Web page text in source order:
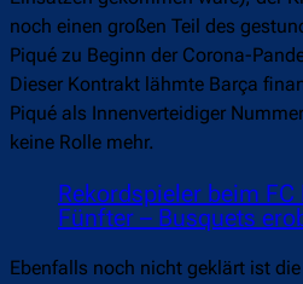
noch einen großen Teil des
Piqué zu Beginn der Corona-
Dieser Kontrakt lähmte Barça
Piqué als Innenverteidiger
keine Rolle mehr.
Rekordspieler beim
Fünfter – Busquets
Ebenfalls noch nicht geklärt ist